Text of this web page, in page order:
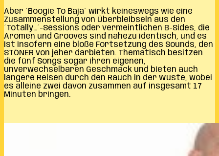
Aber ´Boogie To Baja´ wirkt keineswegs wie eine
Zusammenstellung von Überbleibseln aus den
´Totally…´-Sessions oder vermeintlichen B-Sides, die
Aromen und Grooves sind nahezu identisch, und es
ist insofern eine bloße Fortsetzung des Sounds, den
STÖNER von jeher darbieten. Thematisch besitzen
die fünf Songs sogar ihren eigenen,
unverwechselbaren Geschmack und bieten auch
längere Reisen durch den Rauch in der Wüste, wobei
es alleine zwei davon zusammen auf insgesamt 17
Minuten bringen.